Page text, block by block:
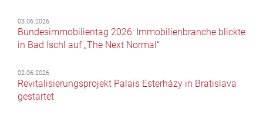
03.06.2026
Bundesimmobilientag 2026: Immobilienbranche blickte
in Bad Ischl auf „The Next Normal“
02.06.2026
Revitalisierungsprojekt Palais Esterházy in Bratislava
gestartet